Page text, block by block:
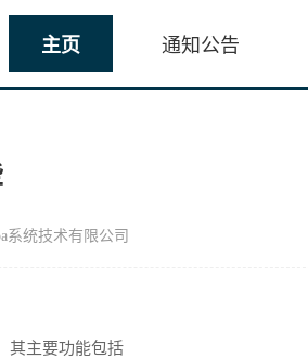
主页 通知公告
系统技术有限公司
其主要功能包括